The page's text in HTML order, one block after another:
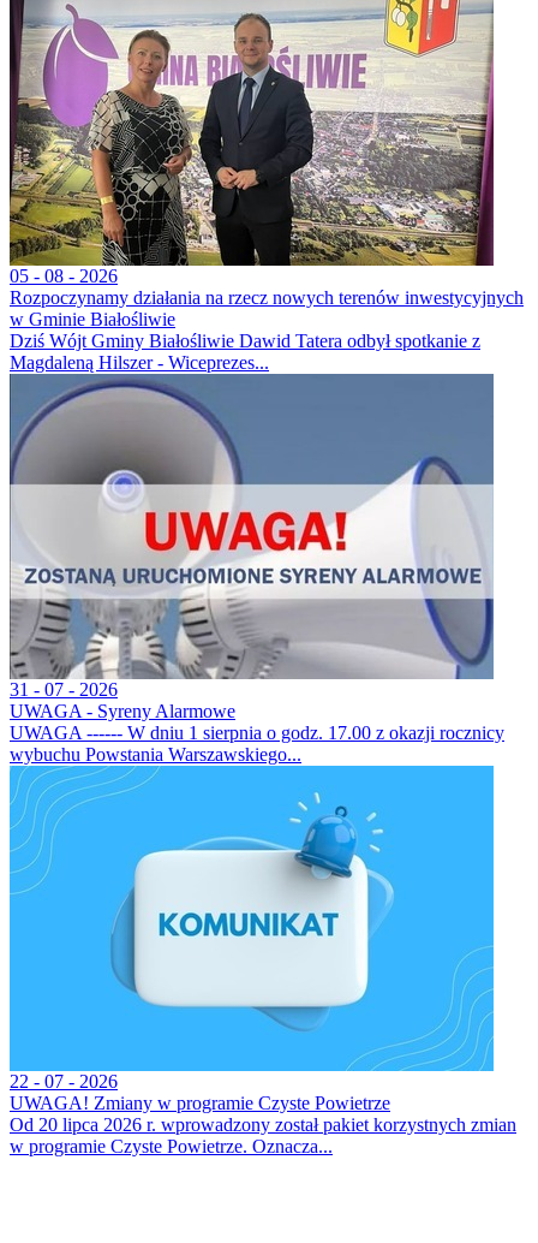
05 - 08 - 2026
Rozpoczynamy działania na rzecz nowych terenów inwestycyjnych
w Gminie Białośliwie
Dziś Wójt Gminy Białośliwie Dawid Tatera odbył spotkanie z
Magdaleną Hilszer - Wiceprezes...
31 - 07 - 2026
UWAGA - Syreny Alarmowe
UWAGA ------ W dniu 1 sierpnia o godz. 17.00 z okazji rocznicy
wybuchu Powstania Warszawskiego...
22 - 07 - 2026
UWAGA! Zmiany w programie Czyste Powietrze
Od 20 lipca 2026 r. wprowadzony został pakiet korzystnych zmian
w programie Czyste Powietrze. Oznacza...